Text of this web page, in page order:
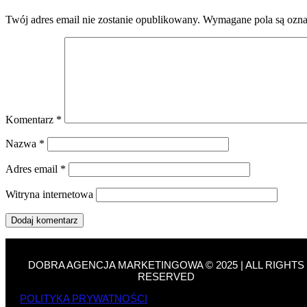
Twój adres email nie zostanie opublikowany. Wymagane pola są
Komentarz *
Nazwa *
Adres email *
Witryna internetowa
DOBRA AGENCJA MARKETINGOWA © 2025 | ALL RIGHTS
RESERVED
POLITYKA PRYWATNOŚCI